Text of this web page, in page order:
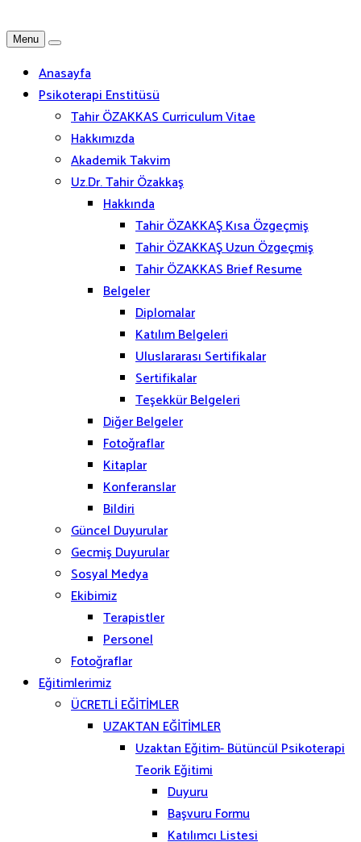
Menu
Anasayfa
Psikoterapi Enstitüsü
Tahir ÖZAKKAS Curriculum Vitae
Hakkımızda
Akademik Takvim
Uz.Dr. Tahir Özakkaş
Hakkında
Tahir ÖZAKKAŞ Kısa Özgeçmiş
Tahir ÖZAKKAŞ Uzun Özgeçmiş
Tahir ÖZAKKAS Brief Resume
Belgeler
Diplomalar
Katılım Belgeleri
Uluslararası Sertifikalar
Sertifikalar
Teşekkür Belgeleri
Diğer Belgeler
Fotoğraflar
Kitaplar
Konferanslar
Bildiri
Güncel Duyurular
Gecmiş Duyurular
Sosyal Medya
Ekibimiz
Terapistler
Personel
Fotoğraflar
Eğitimlerimiz
ÜCRETLİ EĞİTİMLER
UZAKTAN EĞİTİMLER
Uzaktan Eğitim- Bütüncül Psikoterapi
Teorik Eğitimi
Duyuru
Başvuru Formu
Katılımcı Listesi